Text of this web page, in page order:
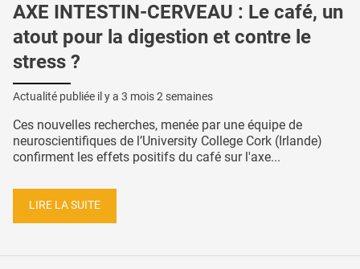
AXE INTESTIN-CERVEAU : Le café, un
atout pour la digestion et contre le
stress ?
Actualité publiée il y a 3 mois 2 semaines
Ces nouvelles recherches, menée par une équipe de
neuroscientifiques de l’University College Cork (Irlande)
confirment les effets positifs du café sur l'axe...
LIRE LA SUITE